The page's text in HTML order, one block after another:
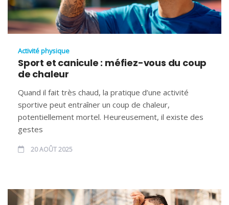
Activité physique
Sport et canicule : méfiez-vous du coup
de chaleur
Quand il fait très chaud, la pratique d’une activité
sportive peut entraîner un coup de chaleur,
potentiellement mortel. Heureusement, il existe des
gestes
20 AOÛT 2025